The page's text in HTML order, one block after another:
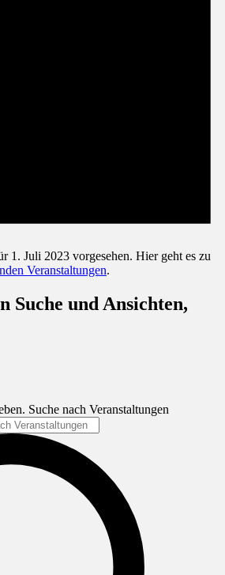
1. Juli 2023 vorgesehen. Hier geht es zu
Veranstaltungen.
Suche und Ansichten,
Suche nach Veranstaltungen